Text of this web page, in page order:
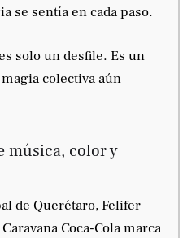
se sentía en cada paso.
solo un desfile. Es un
colectiva aún
música, color y
de Querétaro, Felifer
Coca-Cola marca